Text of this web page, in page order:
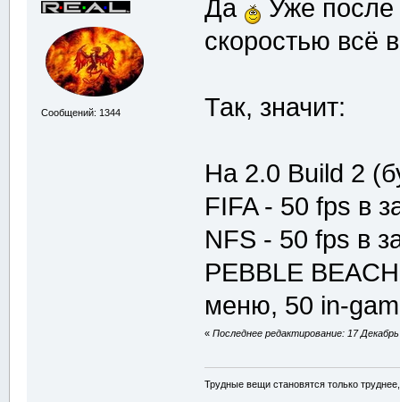
Сообщений: 1344
Да
Уже после
скоростью всё
Так, значит:
На 2.0 Build 2
FIFA - 50 fps в
NFS - 50 fps в
PEBBLE
меню, 50 in-
«Последнее редактирование: 17
Трудные вещи становятся только